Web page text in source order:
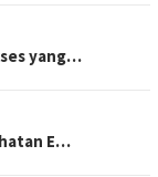
yang…
E…